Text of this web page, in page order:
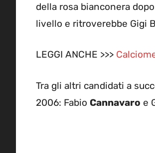
della rosa bianconera
livello e ritroverebbe Gigi
LEGGI ANCHE >>>
Tra gli altri candidati a
2006: Fabio Cannavaro e